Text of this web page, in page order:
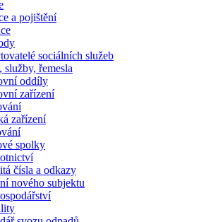
a pojištění
sociálních služeb
služby, řemesla
oddíly
zařízení
zařízení
spolky
čísla a odkazy
nového subjektu